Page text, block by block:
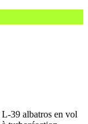
39 albatros en vol